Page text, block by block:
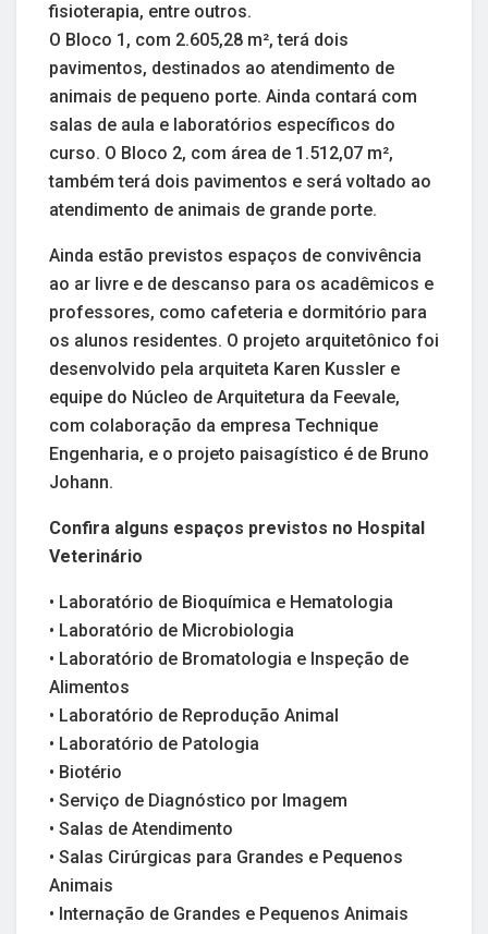
fisioterapia, entre outros.
O Bloco 1, com 2.605,28 m², terá dois
pavimentos, destinados ao atendimento de
animais de pequeno porte. Ainda contará com
salas de aula e laboratórios específicos do
curso. O Bloco 2, com área de 1.512,07 m²,
também terá dois pavimentos e será voltado ao
atendimento de animais de grande porte.
Ainda estão previstos espaços de convivência
ao ar livre e de descanso para os acadêmicos e
professores, como cafeteria e dormitório para
os alunos residentes. O projeto arquitetônico foi
desenvolvido pela arquiteta Karen Kussler e
equipe do Núcleo de Arquitetura da Feevale,
com colaboração da empresa Technique
Engenharia, e o projeto paisagístico é de Bruno
Johann.
Confira alguns espaços previstos no Hospital
Veterinário
• Laboratório de Bioquímica e Hematologia
• Laboratório de Microbiologia
• Laboratório de Bromatologia e Inspeção de
Alimentos
• Laboratório de Reprodução Animal
• Laboratório de Patologia
• Biotério
• Serviço de Diagnóstico por Imagem
• Salas de Atendimento
• Salas Cirúrgicas para Grandes e Pequenos
Animais
• Internação de Grandes e Pequenos Animais